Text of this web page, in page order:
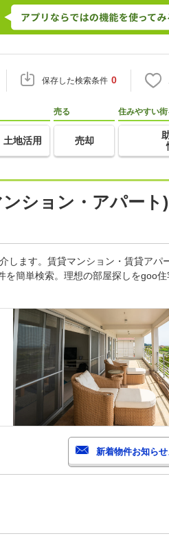
保存した検索条件 0
土地活用
売る
売却
住みやすい
ション・アパート
します。賃貸マンション・賃貸アパ
簡単検索。理想の部屋探しをgoo